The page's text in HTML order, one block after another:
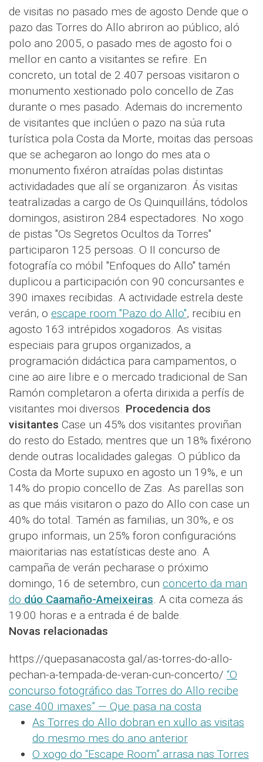
de visitas no pasado mes de agosto Dende que o
pazo das Torres do Allo abriron ao público, aló
polo ano 2005, o pasado mes de agosto foi o
mellor en canto a visitantes se refire. En
concreto, un total de 2.407 persoas visitaron o
monumento xestionado polo concello de Zas
durante o mes pasado. Ademais do incremento
de visitantes que inclúen o pazo na súa ruta
turística pola Costa da Morte, moitas das persoas
que se achegaron ao longo do mes ata o
monumento fixéron atraídas polas distintas
actividadades que alí se organizaron. Ás visitas
teatralizadas a cargo de Os Quinquilláns, tódolos
domingos, asistiron 284 espectadores. No xogo
de pistas "Os Segretos Ocultos da Torres"
participaron 125 persoas. O II concurso de
fotografía co móbil "Enfoques do Allo" tamén
duplicou a participación con 90 concursantes e
390 imaxes recibidas. A actividade estrela deste
verán, o escape room "Pazo do Allo", recibiu en
agosto 163 intrépidos xogadoros. As visitas
especiais para grupos organizados, a
programación didáctica para campamentos, o
cine ao aire libre e o mercado tradicional de San
Ramón completaron a oferta dirixida a perfís de
visitantes moi diversos. Procedencia dos
visitantes Case un 45% dos visitantes proviñan
do resto do Estado; mentres que un 18% fixérono
dende outras localidades galegas. O público da
Costa da Morte supuxo en agosto un 19%, e un
14% do propio concello de Zas. As parellas son
as que máis visitaron o pazo do Allo con case un
40% do total. Tamén as familias, un 30%, e os
grupo informais, un 25% foron configuracións
maioritarias nas estatísticas deste ano. A
campaña de verán pecharase o próximo
domingo, 16 de setembro, cun concerto da man
do dúo Caamaño-Ameixeiras . A cita comeza ás
19:00 horas e a entrada é de balde.
Novas relacionadas
https://quepasanacosta.gal/as-torres-do-allo-
pechan-a-tempada-de-veran-cun-concerto/ “O
concurso fotográfico das Torres do Allo recibe
case 400 imaxes” — Que pasa na costa
As Torres do Allo dobran en xullo as visitas
do mesmo mes do ano anterior
O xogo do “Escape Room” arrasa nas Torres